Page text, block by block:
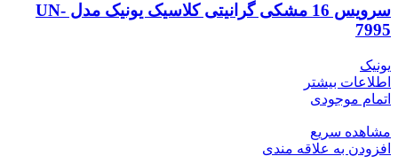
سرویس 16 مشکی گرانیتی کلاسیک یونیک مدل UN-
7995
یونیک
اطلاعات بیشتر
اتمام موجودی
مشاهده سریع
افزودن به علاقه مندی